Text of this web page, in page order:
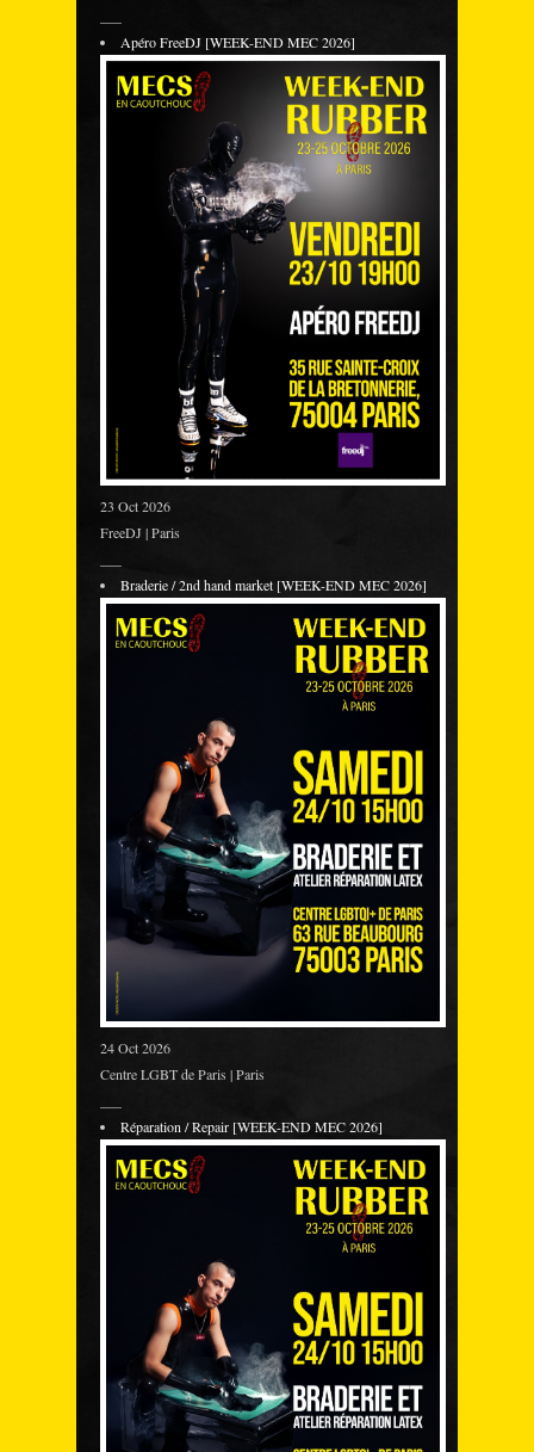
Apéro FreeDJ [WEEK-END MEC 2026]
23 Oct 2026
FreeDJ | Paris
Braderie / 2nd hand market [WEEK-END MEC 2026]
24 Oct 2026
Centre LGBT de Paris | Paris
Réparation / Repair [WEEK-END MEC 2026]